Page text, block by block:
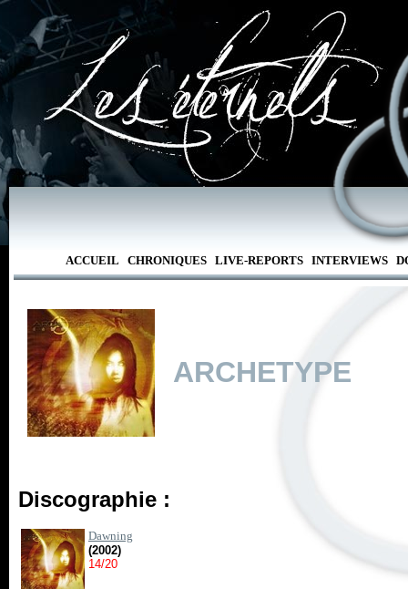
ACCUEIL CHRONIQUES LIVE-REPORTS INTERVIEWS
ARCHETYPE
Discographie :
Dawning
(2002)
14/20